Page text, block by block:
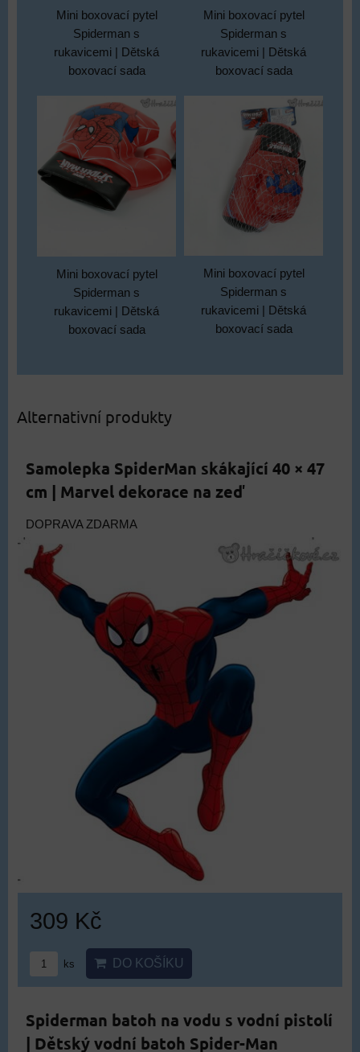
Mini boxovací pytel
Spiderman s
rukavicemi | Dětská
boxovací sada
Mini boxovací pytel
Spiderman s
rukavicemi | Dětská
boxovací sada
Mini boxovací pytel
Spiderman s
rukavicemi | Dětská
boxovací sada
Mini boxovací pytel
Spiderman s
rukavicemi | Dětská
boxovací sada
Alternativní produkty
Samolepka SpiderMan skákající 40 × 47
cm | Marvel dekorace na zeď
DOPRAVA ZDARMA
309 Kč
ks DO KOŠÍKU
Spiderman batoh na vodu s vodní pistolí
| Dětský vodní batoh Spider-Man